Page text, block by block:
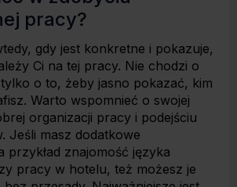
pracy?
gdy jest konkretne i pokazuje,
Ci na tej pracy. Nie chodzi o
o to, żeby jasno pokazać, kim
Warto wspomnieć o swojej
organizacji pracy i podejściu
Jeśli masz dodatkowe
przykład znajomość języka
pracy w hotelu, też możesz je